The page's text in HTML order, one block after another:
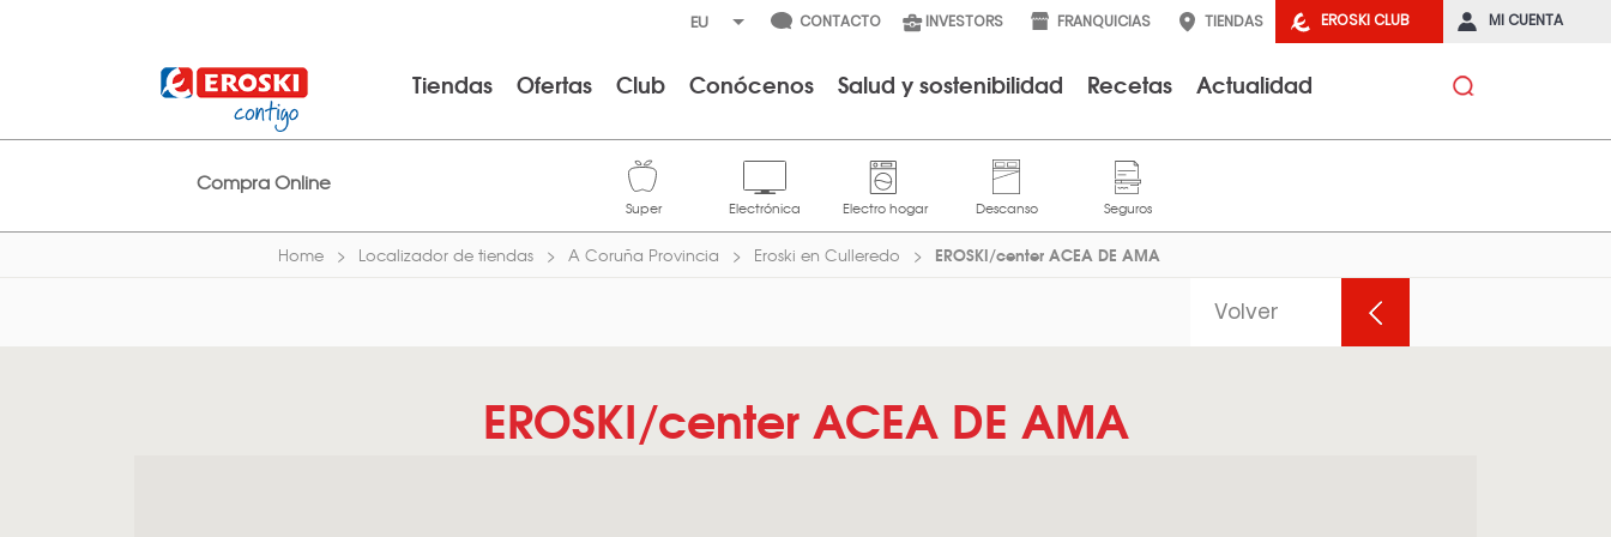
EROSKI CLUB MI CUENTA
CONTACTO INVESTORS FRANQUICIAS TIENDAS
Tiendas Ofertas Club Conócenos Salud y sostenibilidad Recetas Actualidad
Compra Online
Home Localizador de tiendas A Coruña Provincia Eroski en Culleredo EROSKI/center ACEA DE AMA
Volver
EROSKI/center ACEA DE AMA